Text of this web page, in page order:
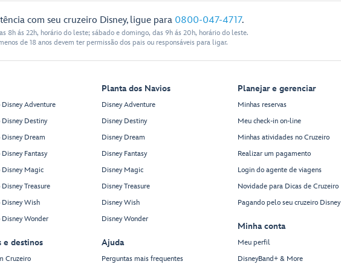
com seu cruzeiro Disney, ligue para 0800-047-4717.
8h ás 22h, horário do leste; sábado e domingo, das 9h ás 20h, horário do leste.
de 18 anos devem ter permissão dos pais ou responsáveis para ligar.
Adventure
Destiny
Dream
Fantasy
Disney Magic
Treasure
Wish
Wonder
e destinos
Cruzeiro
Planta dos Navios
Disney Adventure
Disney Destiny
Disney Dream
Disney Fantasy
Disney Magic
Disney Treasure
Disney Wish
Disney Wonder
Ajuda
Perguntas mais frequentes
Planejar e gerenciar
Minhas reservas
Meu check-in on-line
Minhas atividades no Cruzeiro
Realizar um pagamento
Login do agente de viagens
Novidade para Dicas de Cruzeiro
Pagando pelo seu cruzeiro Disney
Minha conta
Meu perfil
DisneyBand+ & More